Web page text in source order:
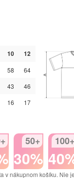
10
12
58 64
43 46
16 17
50+
30%
100+
v nákupnom košíku. Nie